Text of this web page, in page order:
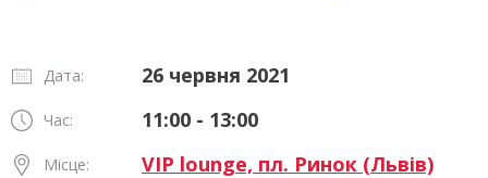
Дата: 26 червня 2021
Час: 11:00 - 13:00
Місце: VIP lounge, пл. Ринок (Львів)